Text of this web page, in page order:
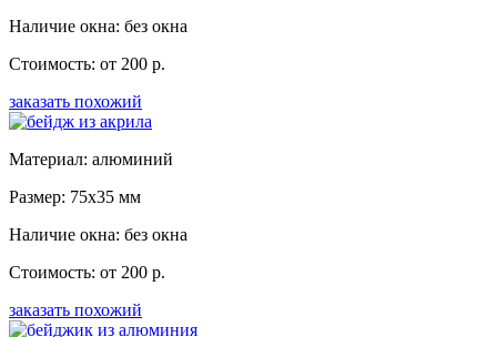
Наличие окна: без окна
Стоимость: от 200 р.
заказать похожий
Материал: алюминий
Размер: 75x35 мм
Наличие окна: без окна
Стоимость: от 200 р.
заказать похожий